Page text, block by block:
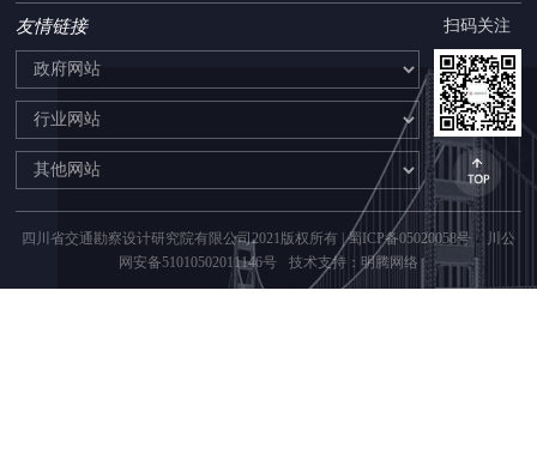
友情链接 扫码关注
四川省交通勘察设计研究院有限公司2021版权所有 |蜀ICP备05020058号
川公
网安备51010502011146号
技术支持：明腾网络